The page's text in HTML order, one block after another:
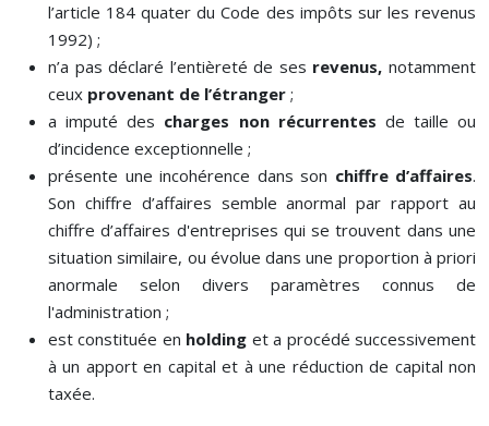
l’article 184 quater du Code des impôts sur les revenus
1992) ;
n’a pas déclaré l’entièreté de ses revenus, notamment
ceux provenant de l’étranger ;
a imputé des charges non récurrentes de taille ou
d’incidence exceptionnelle ;
présente une incohérence dans son chiffre d’affaires.
Son chiffre d’affaires semble anormal par rapport au
chiffre d’affaires d'entreprises qui se trouvent dans une
situation similaire, ou évolue dans une proportion à priori
anormale selon divers paramètres connus de
l'administration ;
est constituée en holding et a procédé successivement
à un apport en capital et à une réduction de capital non
taxée.